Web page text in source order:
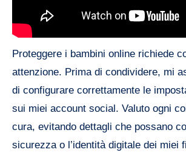
Proteggere i bambini online richiede
attenzione. Prima di condividere, mi
di configurare correttamente le
sui miei account social. Valuto ogni
cura, evitando dettagli che possano
sicurezza o l’identità digitale dei miei